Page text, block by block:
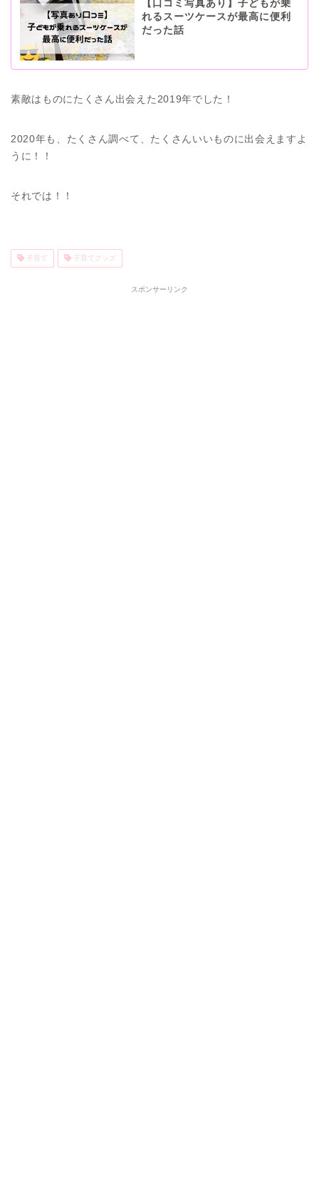
【口コミ写真あり】子どもが乗
れるスーツケースが最高に便利
だった話
素敵はものにたくさん出会えた2019年でした！
2020年も、たくさん調べて、たくさんいいものに出会えますよ
うに！！
それでは！！
子育て 子育てグッズ
スポンサーリンク